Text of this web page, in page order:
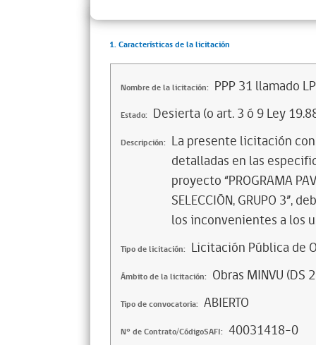
1. Características de la licitación
Nombre de la licitación: PPP 31 llamado
Estado: Desierta (o art. 3 ó 9 Ley
Descripción: La presente licitación
detalladas en las
proyecto “PROGRAMA
SELECCIÓN, GRUPO
los inconvenientes a los
Tipo de licitación: Licitación Pública de
Ámbito de la licitación: Obras MINVU (DS
Tipo de convocatoria: ABIERTO
N° de Contrato/CódigoSAFI: 40031418-0